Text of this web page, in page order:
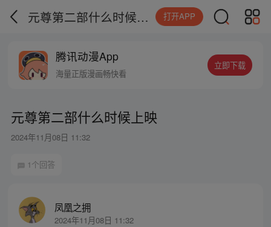
元尊第二部什么时候上映 打开APP
腾讯动漫App
海量正版漫画畅快看
立即下载
元尊第二部什么时候上映
2024年11月08日 11:32
1个回答
凤凰之拥
2024年11月08日 11:32